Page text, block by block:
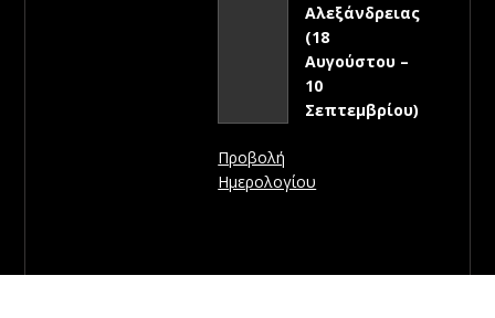
Αλεξάνδρειας
(18
Αυγούστου –
10
Σεπτεμβρίου)